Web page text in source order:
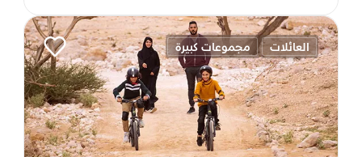
العائلات مجموعات كبيرة